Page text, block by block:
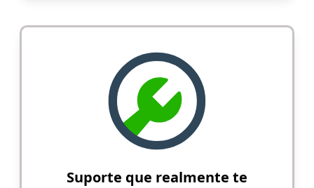
Suporte que realmente te